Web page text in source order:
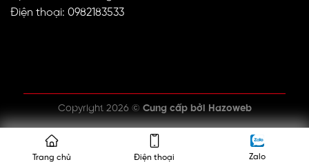
Điện thoại: 0982183533
Copyright 2026 © Cung cấp bởi Hazoweb
Trang chủ Điện thoại Zalo